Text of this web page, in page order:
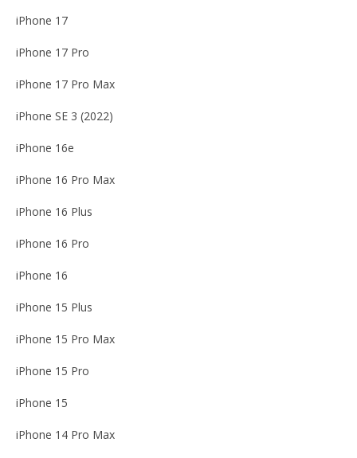
iPhone 17
iPhone 17 Pro
iPhone 17 Pro Max
iPhone SE 3 (2022)
iPhone 16e
iPhone 16 Pro Max
iPhone 16 Plus
iPhone 16 Pro
iPhone 16
iPhone 15 Plus
iPhone 15 Pro Max
iPhone 15 Pro
iPhone 15
iPhone 14 Pro Max